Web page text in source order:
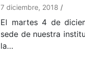
7 diciembre, 2018
El martes 4 de
sede de nuestra
la…